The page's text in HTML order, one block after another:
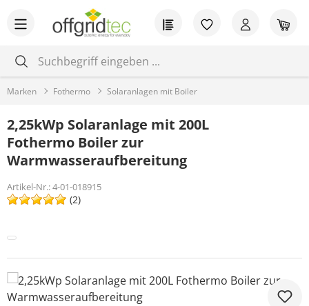
Zum Hauptinhalt springen Du hast 0
Marken Fothermo Solaranlagen mit Boiler
2,25kWp Solaranlage mit 200L
Fothermo Boiler zur
Warmwasseraufbereitung
Artikel-Nr.:4-01-018915
(2)
Bildergalerie überspringen